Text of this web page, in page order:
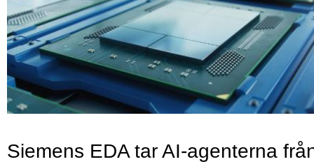
Siemens EDA tar AI-agenterna